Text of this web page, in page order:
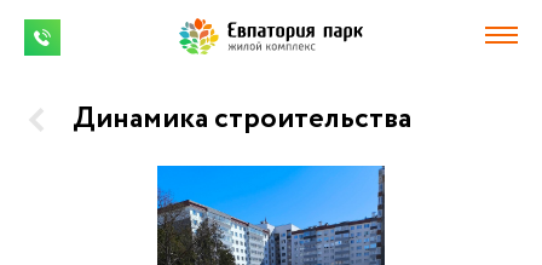
Динамика строительства